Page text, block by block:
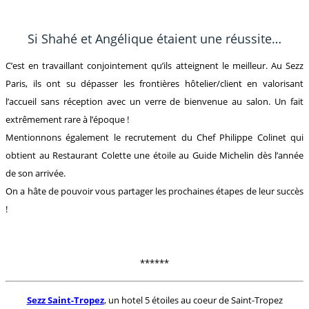
Si Shahé et Angélique étaient une réussite…
C’est en travaillant conjointement qu’ils atteignent le meilleur. Au Sezz
Paris, ils ont su dépasser les frontières hôtelier/client en valorisant
l’accueil sans réception avec un verre de bienvenue au salon. Un fait
extrêmement rare à l’époque !
Mentionnons également le recrutement du Chef Philippe Colinet qui
obtient au Restaurant Colette une étoile au Guide Michelin dès l’année
de son arrivée.
On a hâte de pouvoir vous partager les prochaines étapes de leur succès
!
******
Sezz Saint-Tropez, un hotel 5 étoiles au coeur de Saint-Tropez